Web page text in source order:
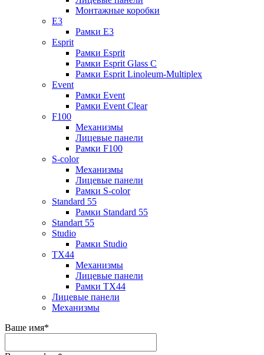
Монтажные коробки
E3
Рамки E3
Esprit
Рамки Esprit
Рамки Esprit Glass C
Рамки Esprit Linoleum-Multiplex
Event
Рамки Event
Рамки Event Clear
F100
Механизмы
Лицевые панели
Рамки F100
S-color
Механизмы
Лицевые панели
Рамки S-color
Standard 55
Рамки Standard 55
Standart 55
Studio
Рамки Studio
TX44
Механизмы
Лицевые панели
Рамки TX44
Лицевые панели
Механизмы
Ваше имя*